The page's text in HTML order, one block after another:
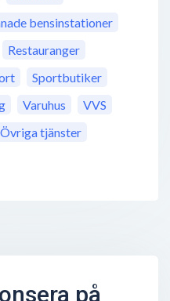
bensinstationer
Restauranger
Sportbutiker
Varuhus
VVS
Övriga tjänster
på